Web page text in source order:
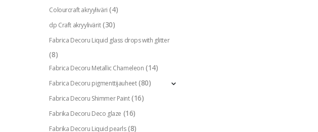
Colourcraft akryyliväri (4)
dp Craft akryylivärit (30)
Fabrica Decoru Liquid glass drops with glitter
(8)
Fabrica Decoru Metallic Chameleon (14)
Fabrica Decoru pigmenttijauheet (80)
Fabrica Decoru Shimmer Paint (16)
Fabrika Decoru Deco glaze (16)
Fabrika Decoru Liquid pearls (8)